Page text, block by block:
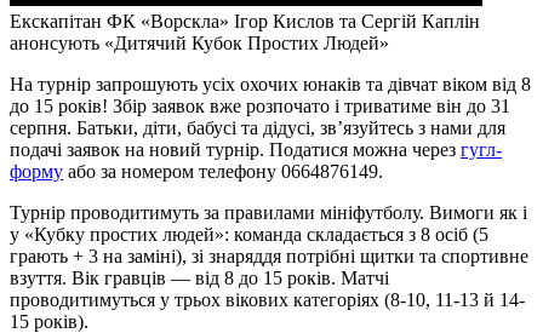
Екскапітан ФК «Ворскла» Ігор Кислов та Сергій Каплін
анонсують «Дитячий Кубок Простих Людей»
На турнір запрошують усіх охочих юнаків та дівчат віком від 8
до 15 років! Збір заявок вже розпочато і триватиме він до 31
серпня. Батьки, діти, бабусі та дідусі, зв’язуйтесь з нами для
подачі заявок на новий турнір. Податися можна через гугл-
форму або за номером телефону 0664876149.
Турнір проводитимуть за правилами мініфутболу. Вимоги як і
у «Кубку простих людей»: команда складається з 8 осіб (5
грають + 3 на заміні), зі знаряддя потрібні щитки та спортивне
взуття. Вік гравців — від 8 до 15 років. Матчі
проводитимуться у трьох вікових категоріях (8-10, 11-13 й 14-
15 років).